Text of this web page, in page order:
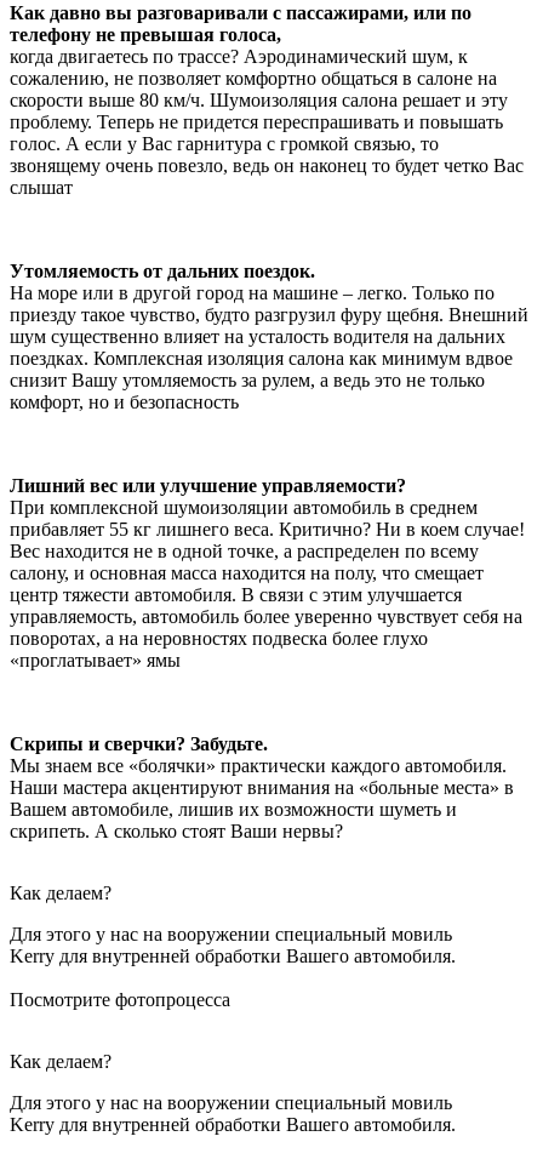
Как давно вы разговаривали с пассажирами, или по
телефону не превышая голоса,
когда двигаетесь по трассе? Аэродинамический шум, к
сожалению, не позволяет комфортно общаться в салоне на
скорости выше 80 км/ч. Шумоизоляция салона решает и эту
проблему. Теперь не придется переспрашивать и повышать
голос. А если у Вас гарнитура с громкой связью, то
звонящему очень повезло, ведь он наконец то будет четко Вас
слышат
Утомляемость от дальних поездок.
На море или в другой город на машине – легко. Только по
приезду такое чувство, будто разгрузил фуру щебня. Внешний
шум существенно влияет на усталость водителя на дальних
поездках. Комплексная изоляция салона как минимум вдвое
снизит Вашу утомляемость за рулем, а ведь это не только
комфорт, но и безопасность
Лишний вес или улучшение управляемости?
При комплексной шумоизоляции автомобиль в среднем
прибавляет 55 кг лишнего веса. Критично? Ни в коем случае!
Вес находится не в одной точке, а распределен по всему
салону, и основная масса находится на полу, что смещает
центр тяжести автомобиля. В связи с этим улучшается
управляемость, автомобиль более уверенно чувствует себя на
поворотах, а на неровностях подвеска более глухо
«проглатывает» ямы
Скрипы и сверчки? Забудьте.
Мы знаем все «болячки» практически каждого автомобиля.
Наши мастера акцентируют внимания на «больные места» в
Вашем автомобиле, лишив их возможности шуметь и
скрипеть. А сколько стоят Ваши нервы?
Как делаем?
Для этого у нас на вооружении специальный мовиль
Kerry для внутренней обработки Вашего автомобиля.
Посмотрите фотопроцесса
Как делаем?
Для этого у нас на вооружении специальный мовиль
Kerry для внутренней обработки Вашего автомобиля.